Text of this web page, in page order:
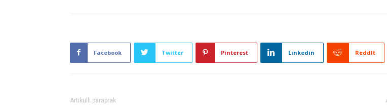
Facebook Twitter Pinterest Linkedin ReddIt
Artikulli paraprak